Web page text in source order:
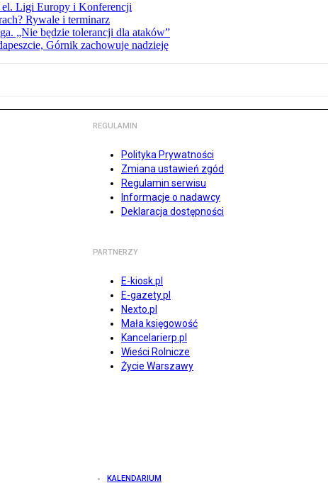
el. Ligi Europy i Konferencji
Rywale i terminarz
„Nie będzie tolerancji dla ataków”
Górnik zachowuje nadzieję
REGULAMIN
Polityka Prywatności
Zmiana ustawień zgód
Regulamin serwisu
Informacje o nadawcy
Deklaracja dostępności
PARTNERZY
E-kiosk.pl
E-gazety.pl
Nexto.pl
Mała księgowość
Kancelarierp.pl
Wieści Rolnicze
Życie Warszawy
KALENDARIUM